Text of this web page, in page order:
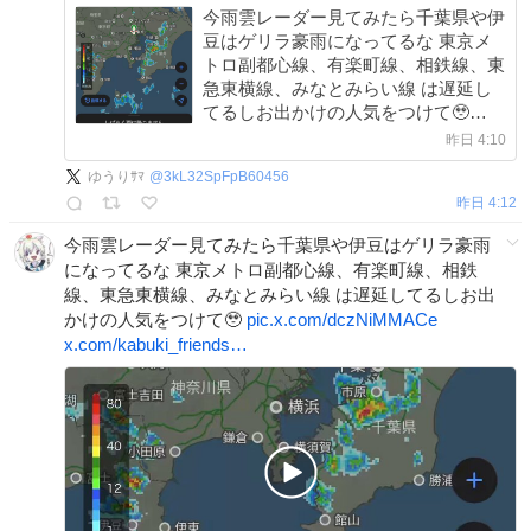
今雨雲レーダー見てみたら千葉県や伊
豆はゲリラ豪雨になってるな 東京メ
トロ副都心線、有楽町線、相鉄線、東
急東横線、みなとみらい線 は遅延し
てるしお出かけの人気をつけて🥹
昨日 4:10
ゆうりｻﾏ @3kL32SpFpB60456
昨日 4:12
今雨雲レーダー見てみたら千葉県や伊豆はゲリラ豪雨
になってるな 東京メトロ副都心線、有楽町線、相鉄
線、東急東横線、みなとみらい線 は遅延してるしお出
かけの人気をつけて🥹 pic.x.com/dczNiMMACe
x.com/kabuki_friends…